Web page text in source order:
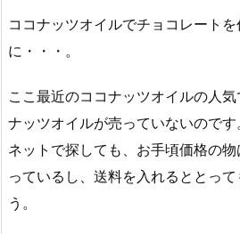
ココナッツオイルでチョコレート
に・・・。
ここ最近のココナッツオイルの人
ナッツオイルが売っていないのです
ネットで探しても、お手頃価格の
っているし、送料を入れるととっ
う。